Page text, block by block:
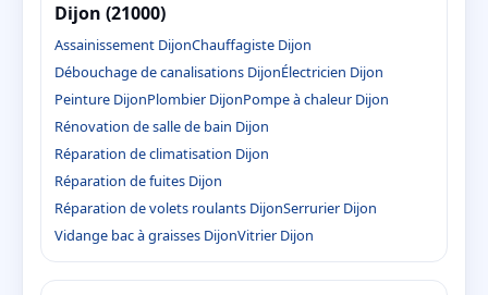
Dijon (21000)
Assainissement DijonChauffagiste Dijon
Débouchage de canalisations DijonÉlectricien Dijon
Peinture DijonPlombier DijonPompe à chaleur Dijon
Rénovation de salle de bain Dijon
Réparation de climatisation Dijon
Réparation de fuites Dijon
Réparation de volets roulants DijonSerrurier Dijon
Vidange bac à graisses DijonVitrier Dijon